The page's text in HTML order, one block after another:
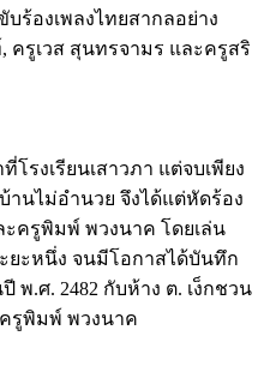
ร้องเพลงไทยสากลอย่าง
ครูเวส สุนทรจามร และครูสริ
รงเรียนเสาวภา แต่จบเพียง
านไม่อำนวย จึงได้แต่หัดร้อง
ครูพิมพ์ พวงนาค โดยเล่น
ะหนึ่ง จนมีโอกาสได้บันทึก
พ.ศ. 2482 กับห้าง ต. เง็กชวน
ครูพิมพ์ พวงนาค